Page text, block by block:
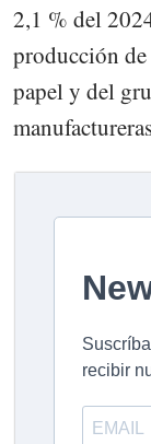
2,1 % del
producción
papel y del